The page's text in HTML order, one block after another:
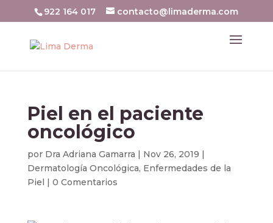
922 164 017 contacto@limaderma.com
Piel en el paciente
oncológico
por Dra Adriana Gamarra | Nov 26, 2019 |
Dermatología Oncológica, Enfermedades de la
Piel | 0 Comentarios